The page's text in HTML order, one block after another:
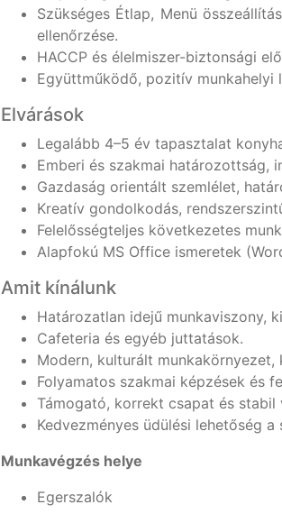
Szükséges Étlap, Menü
ellenőrzése.
HACCP és élelmiszer-biztonsági
Együttműködő, pozitív munkahelyi
Elvárások
Legalább 4–5 év tapasztalat
Emberi és szakmai határozottság,
Gazdaság orientált szemlélet,
Kreatív gondolkodás,
Felelősségteljes következetes
Alapfokú MS Office ismeretek
Amit kínálunk
Határozatlan idejű munkaviszony,
Cafeteria és egyéb juttatások.
Modern, kulturált munkakörnyezet,
Folyamatos szakmai képzések és
Támogató, korrekt csapat és stabil
Kedvezményes üdülési lehetőség
Munkavégzés helye
Egerszalók